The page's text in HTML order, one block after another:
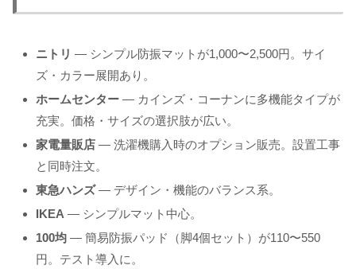
ニトリ — シンプル防振マットが1,000〜2,500円。サイ
ズ・カラー展開あり。
ホームセンター — カインズ・コーナンに多機能タイプが
充実。価格・サイズの選択肢が広い。
家電量販店 — 洗濯機購入時のオプション販売。設置工事
と同時注文。
東急ハンズ— デザイン・機能のバランス系。
IKEA — シンプルマット中心。
100均 — 簡易防振パッド（脚4個セット）が110〜550
円。テスト導入に。